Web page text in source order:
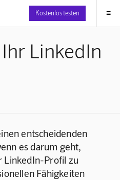
Kostenlos testen ≡
LinkedIn
entscheidenden
es darum geht,
LinkedIn-Profil zu
Fähigkeiten